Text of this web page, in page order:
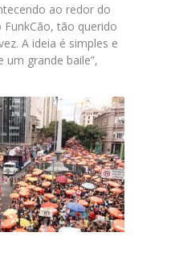
ao redor do
tão querido
A ideia é simples e
grande baile”,